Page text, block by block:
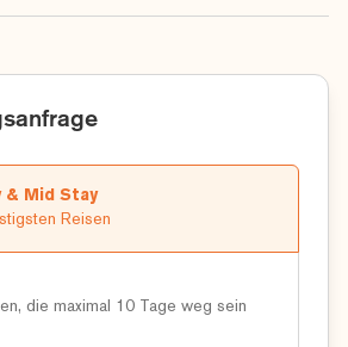
Golfreisen mit Sunbirdie
Long Stay Golfreisen...
Mid Stay Golfreisen
& Mid Stay
Reisen
die maximal 10 Tage weg sein